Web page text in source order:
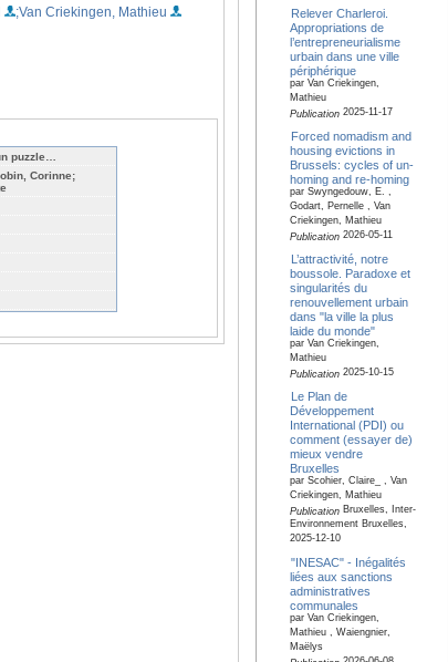
;Van Criekingen, Mathieu
puzzle…
Corinne;
Relever Charleroi.
Appropriations de
l’entrepreneurialisme
urbain dans une ville
périphérique
par Van Criekingen,
Mathieu
Publication2025-11-17
Forced nomadism and
housing evictions in
Brussels: cycles of un-
homing and re-homing
par Swyngedouw, E. ,
Godart, Pernelle , Van
Criekingen, Mathieu
Publication2026-05-11
L’attractivité, notre
boussole. Paradoxe et
singularités du
renouvellement urbain
dans "la ville la plus
laide du monde"
par Van Criekingen,
Mathieu
Publication2025-10-15
Le Plan de
Développement
International (PDI) ou
comment (essayer de)
mieux vendre
Bruxelles
par Scohier, Claire_ , Van
Criekingen, Mathieu
PublicationBruxelles, Inter-
Environnement Bruxelles,
2025-12-10
"INESAC" - Inégalités
liées aux sanctions
administratives
communales
par Van Criekingen,
Mathieu , Waiengnier,
Maëlys